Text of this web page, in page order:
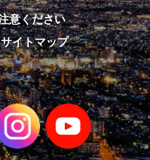
意ください
サイトマップ